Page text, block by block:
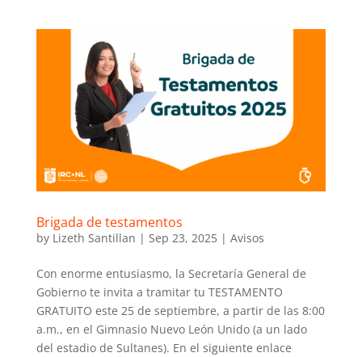
Brigada de testamentos
by Lizeth Santillan | Sep 23, 2025| Avisos
Con enorme entusiasmo, la Secretaría General de
Gobierno te invita a tramitar tu TESTAMENTO
GRATUITO este 25 de septiembre, a partir de las 8:00
a.m., en el Gimnasio Nuevo León Unido (a un lado
del estadio de Sultanes). En el siguiente enlace